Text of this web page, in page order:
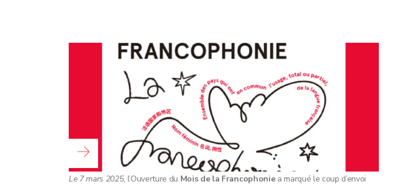
Le 7 mars 2025, l’Ouverture du Mois de la Francophoniea marqué le coup d’envoi